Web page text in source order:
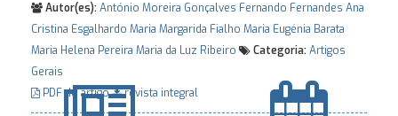
Autor(es):António Moreira Gonçalves Fernando Fernandes Ana
Cristina Esgalhardo Maria Margarida Fialho Maria Eugénia Barata
Maria Helena Pereira Maria da Luz Ribeiro Categoria:Artigos
Gerais
PDF do artigo
revista integral